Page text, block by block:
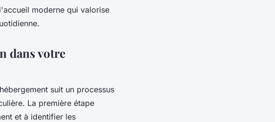
moderne qui valorise
dans votre
suit un processus
La première étape
et à identifier les